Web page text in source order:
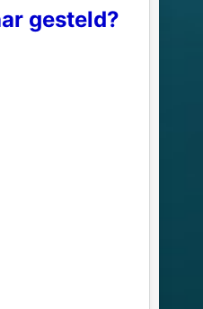
gesteld?